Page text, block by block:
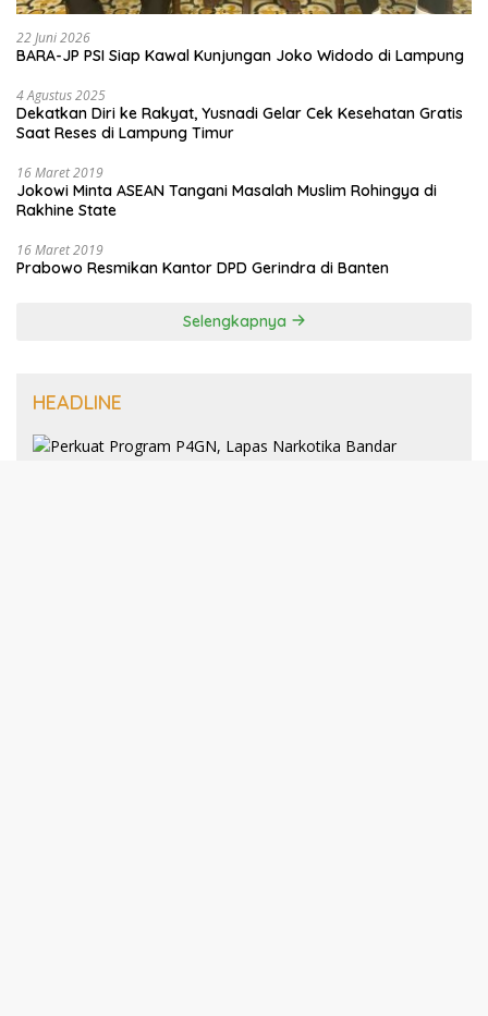
22 Juni 2026
BARA-JP PSI Siap Kawal Kunjungan Joko Widodo di Lampung
4 Agustus 2025
Dekatkan Diri ke Rakyat, Yusnadi Gelar Cek Kesehatan Gratis
Saat Reses di Lampung Timur
16 Maret 2019
Jokowi Minta ASEAN Tangani Masalah Muslim Rohingya di
Rakhine State
16 Maret 2019
Prabowo Resmikan Kantor DPD Gerindra di Banten
Selengkapnya
HEADLINE